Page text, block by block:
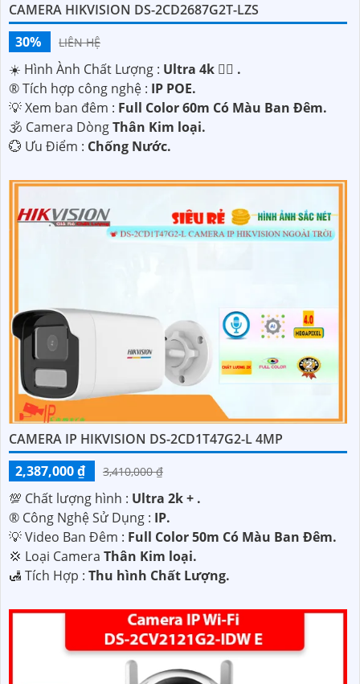
CAMERA HIKVISION DS-2CD2687G2T-LZS
30%
LIÊN HỆ
☀️ Hình Ành Chất Lượng : Ultra 4k 👍🏾 .
®️ Tích hợp công nghệ : IP POE.
💡 Xem ban đêm : Full Color 60m Có Màu Ban Ðêm.
🕉️ Camera DòngThân Kim loại.
️💮 Ưu Điểm : Chống Nước.
CAMERA IP HIKVISION DS-2CD1T47G2-L 4MP
2,387,000 ₫
3,410,000 ₫
💯 Chất lượng hình : Ultra 2k + .
®️ Công Nghệ Sử Dụng : IP.
💡 Video Ban Đêm : Full Color 50m Có Màu Ban Ðêm.
💢 Loại Camera Thân Kim loại.
️🛃 Tích Hợp : Thu hình Chất Lượng.